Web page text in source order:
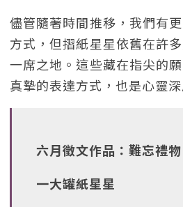
儘管隨著時間推移，我們有
方式，但摺紙星星依舊在許
一席之地。這些藏在指尖的
真摯的表達方式，也是心靈
六月徵文作品：難忘禮物
一大罐紙星星